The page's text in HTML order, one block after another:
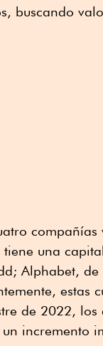
buscando
tiene una
Alphabet,
estas
de 2022,
incremento